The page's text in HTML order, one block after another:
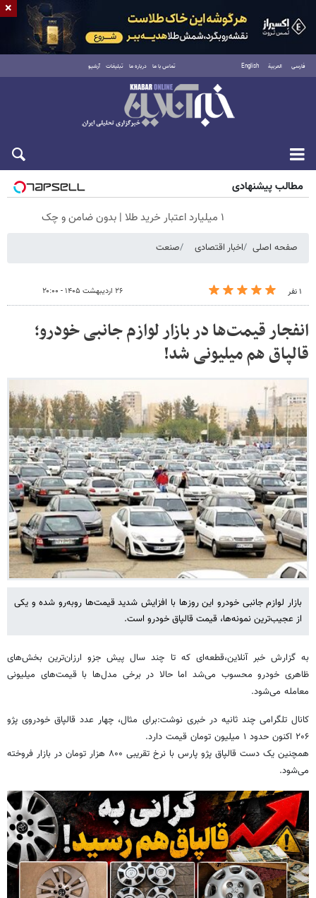
فارسی العربية English تماس با ما درباره ما تبلیغات آرشیو
جمعه ۱۶ مرداد ۱۴۰۵
مطالب پیشنهادی
۱ میلیارد اعتبار خرید طلا | بدون ضامن و چک
صفحه اصلی اخبار اقتصادی صنعت
۱ نفر ۲۶ اردیبهشت ۱۴۰۵ - ۲۰:۰۰
انفجار قیمت‌ها در بازار لوازم جانبی خودرو؛
قالپاق هم میلیونی شد!
بازار لوازم جانبی خودرو این روزها با افزایش شدید قیمت‌ها روبه‌رو شده و یکی
از عجیب‌ترین نمونه‌ها، قیمت قالپاق خودرو است.
به گزارش خبر آنلاین،قطعه‌ای که تا چند سال پیش جزو ارزان‌ترین بخش‌های
ظاهری خودرو محسوب می‌شد اما حالا در برخی مدل‌ها با قیمت‌های میلیونی
معامله می‌شود.
کانال تلگرامی چند ثانیه در خبری نوشت:برای مثال، چهار عدد قالپاق خودروی پژو
۲۰۶ اکنون حدود ۱ میلیون تومان قیمت دارد.
همچنین یک دست قالپاق پژو پارس با نرخ تقریبی ۸۰۰ هزار تومان در بازار فروخته
می‌شود.
×